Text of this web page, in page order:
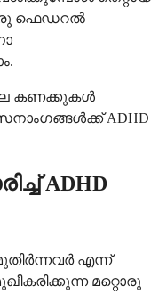
ഫെഡറൽ
ലെ കണക്കുകൾ
ADHD
ADHD
എന്ന്
മറ്റൊരു